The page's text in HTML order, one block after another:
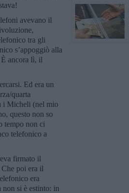
avevano il
tra gli
s’appoggiò alla
È ancora lì, il
Ed era un
quarta
i Micheli (nel mio
questo non so
tempo non ci
telefonico a
firmato il
poi era il
era
non si è estinto: in